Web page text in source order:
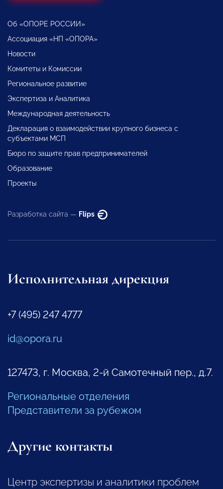
Об «ОПОРЕ РОССИИ»
Ассоциация «НП «ОПОРА»
Новости
Комитеты и Комиссии
Региональное развитие
Экспертиза и Аналитика
Международная деятельность
Декларация о взаимодействии крупного бизнеса с
субъектами МСП
Бюро по защите прав предпринимателей
Образование
Проекты
Разработка сайта — Flips
Исполнительная дирекция
+7 (495) 247 4777
id@opora.ru
127473, г. Москва, 2-й Самотечный пер., д.7.
Региональные отделения
Представители за рубежом
Другие контакты
Центр экспертизы и аналитики проблем